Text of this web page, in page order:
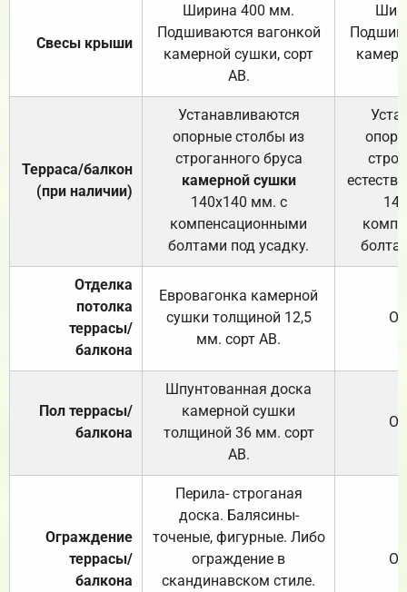
Свесы крыши
Ширина 400 мм.
Подшиваются вагонкой
камерной сушки, сорт
АВ.
Терраса/балкон
(при наличии)
Устанавливаются
опорные столбы из
строганного бруса
камерной сушки
140х140 мм. с
компенсационными
болтами под усадку.
Отделка
потолка
террасы/
балкона
Евровагонка камерной
сушки толщиной 12,5
мм. сорт АВ.
Пол террасы/
балкона
Шпунтованная доска
камерной сушки
толщиной 36 мм. сорт
АВ.
Ограждение
террасы/
балкона
Перила- строганая
доска. Балясины-
точеные, фигурные. Либо
ограждение в
скандинавском стиле.